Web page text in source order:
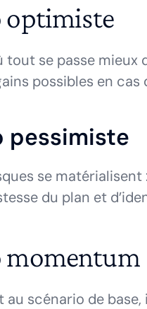
optimiste
tout se passe mieux
possibles en
pessimiste
se
du plan et
momentum
scénario de